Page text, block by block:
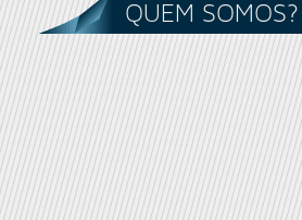
QUEM SOMOS?